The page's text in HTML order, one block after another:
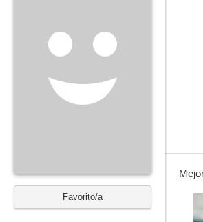
Favorito/a